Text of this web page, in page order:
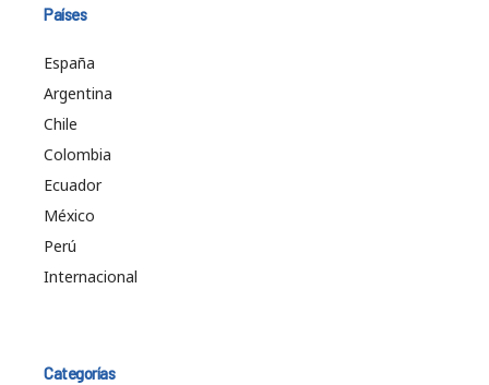
Países
España
Argentina
Chile
Colombia
Ecuador
México
Perú
Internacional
Categorías